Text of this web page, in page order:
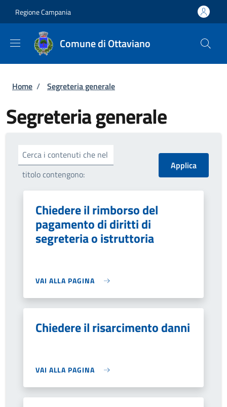
Regione Campania
Comune di Ottaviano
Briciole di pane
Home / Segreteria generale
Segreteria generale
Cerca i contenuti che nel
titolo contengono:
Chiedere il rimborso del
pagamento di diritti di
segreteria o istruttoria
VAI ALLA PAGINA
Chiedere il risarcimento danni
VAI ALLA PAGINA